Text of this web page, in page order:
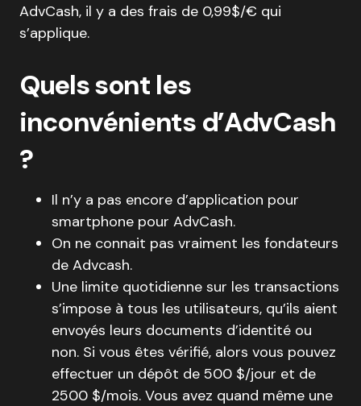
AdvCash, il y a des frais de 0,99$/€ qui
s’applique.
Quels sont les
inconvénients d’AdvCash
?
Il n’y a pas encore d’application pour
smartphone pour AdvCash.
On ne connait pas vraiment les fondateurs
de Advcash.
Une limite quotidienne sur les transactions
s’impose à tous les utilisateurs, qu’ils aient
envoyés leurs documents d’identité ou
non. Si vous êtes vérifié, alors vous pouvez
effectuer un dépôt de 500 $/jour et de
2500 $/mois. Vous avez quand même une